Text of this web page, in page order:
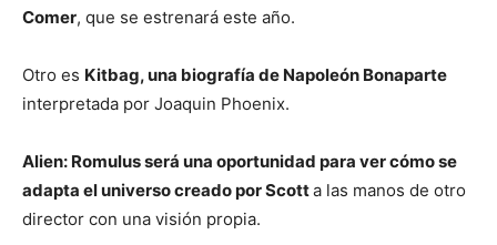
Comer, que se estrenará este año.
Otro es Kitbag, una biografía de Napoleón Bonaparte
interpretada por Joaquin Phoenix.
Alien: Romulus será una oportunidad para ver cómo se
adapta el universo creado por Scotta las manos de otro
director con una visión propia.